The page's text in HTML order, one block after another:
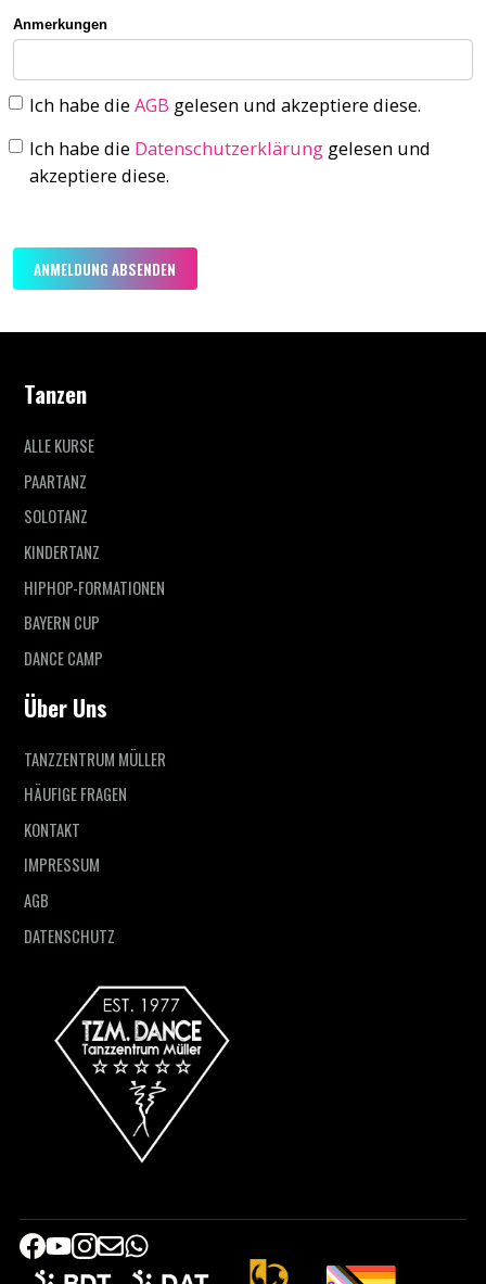
Anmerkungen
Ich habe dieAGB gelesen und akzeptiere diese.
Ich habe die Datenschutzerklärung gelesen und
akzeptiere diese.
Tanzen
ALLE KURSE
PAARTANZ
SOLOTANZ
KINDERTANZ
HIPHOP-FORMATIONEN
BAYERN CUP
DANCE CAMP
Über Uns
TANZZENTRUM MÜLLER
HÄUFIGE FRAGEN
KONTAKT
IMPRESSUM
AGB
DATENSCHUTZ